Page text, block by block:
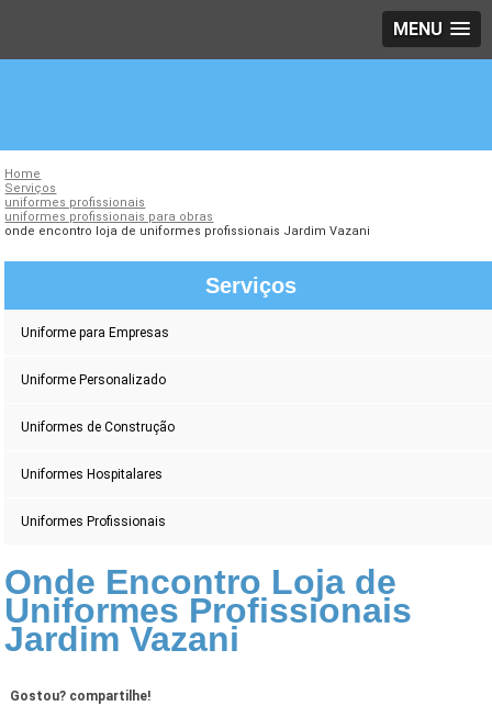
MENU
Home
Serviços
uniformes profissionais
uniformes profissionais para obras
onde encontro loja de uniformes profissionais Jardim Vazani
Serviços
Uniforme para Empresas
Uniforme Personalizado
Uniformes de Construção
Uniformes Hospitalares
Uniformes Profissionais
Onde Encontro Loja de
Uniformes Profissionais
Jardim Vazani
Gostou? compartilhe!